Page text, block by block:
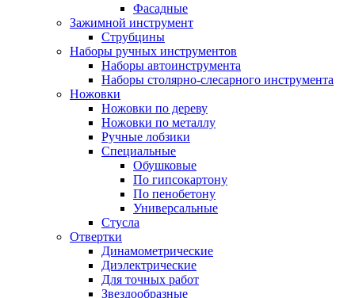
Фасадные
Зажимной инструмент
Струбцины
Наборы ручных инструментов
Наборы автоинструмента
Наборы столярно-слесарного инструмента
Ножовки
Ножовки по дереву
Ножовки по металлу
Ручные лобзики
Специальные
Обушковые
По гипсокартону
По пенобетону
Универсальные
Стусла
Отвертки
Динамометрические
Диэлектрические
Для точных работ
Звездообразные